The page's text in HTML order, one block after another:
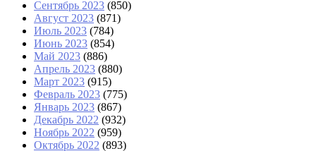
Сентябрь 2023 (850)
Август 2023 (871)
Июль 2023 (784)
Июнь 2023 (854)
Май 2023 (886)
Апрель 2023 (880)
Март 2023 (915)
Февраль 2023 (775)
Январь 2023 (867)
Декабрь 2022 (932)
Ноябрь 2022 (959)
Октябрь 2022 (893)